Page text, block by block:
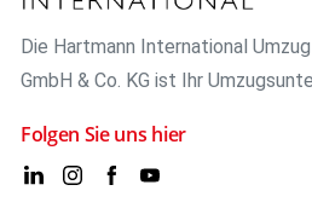
Die Hartmann International
GmbH & Co. KG ist Ihr
Folgen Sie uns hier